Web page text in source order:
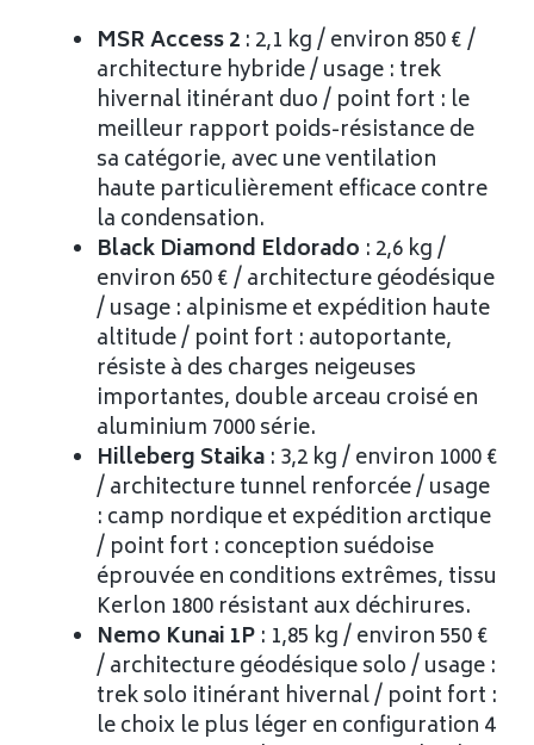
MSR Access 2 : 2,1 kg / environ 850 € /
architecture hybride / usage : trek
hivernal itinérant duo / point fort : le
meilleur rapport poids-résistance de
sa catégorie, avec une ventilation
haute particulièrement efficace contre
la condensation.
Black Diamond Eldorado : 2,6 kg /
environ 650 € / architecture géodésique
/ usage : alpinisme et expédition haute
altitude / point fort : autoportante,
résiste à des charges neigeuses
importantes, double arceau croisé en
aluminium 7000 série.
Hilleberg Staika : 3,2 kg / environ 1000 €
/ architecture tunnel renforcée / usage
: camp nordique et expédition arctique
/ point fort : conception suédoise
éprouvée en conditions extrêmes, tissu
Kerlon 1800 résistant aux déchirures.
Nemo Kunai 1P : 1,85 kg / environ 550 €
/ architecture géodésique solo / usage :
trek solo itinérant hivernal / point fort :
le choix le plus léger en configuration 4